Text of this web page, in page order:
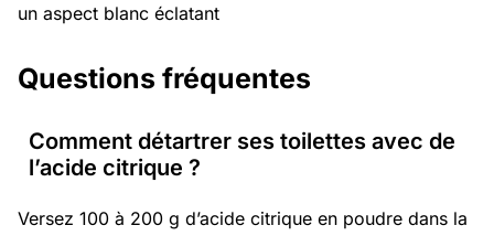
un aspect blanc éclatant
Questions fréquentes
Comment détartrer ses toilettes avec de
l’acide citrique ?
Versez 100 à 200 g d’acide citrique en poudre dans la